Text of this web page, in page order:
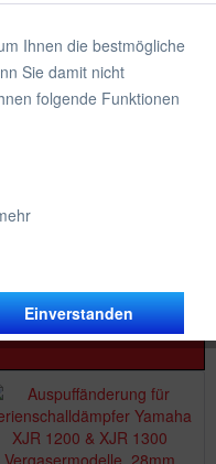
ohne
Ihnen die bestmögliche
Sie damit nicht
folgende Funktionen
Einverstanden